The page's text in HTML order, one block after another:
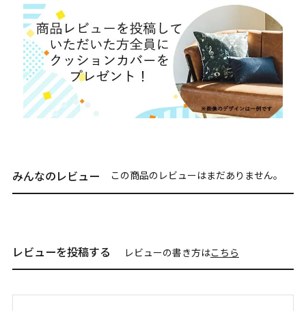
みんなのレビュー この商品のレビューはまだありません。
レビューを投稿する レビューの書き方はこちら